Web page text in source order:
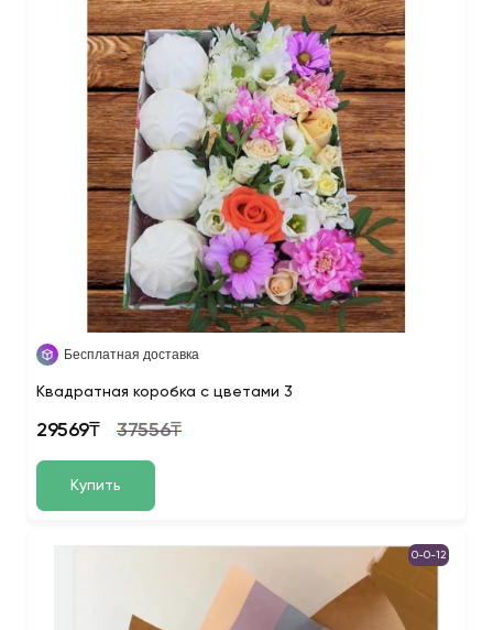
Бесплатная доставка
Квадратная коробка с цветами 3
29569₸ 37556₸
Купить
0-0-12